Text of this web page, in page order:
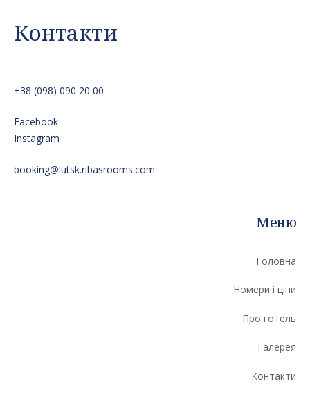
Контакти
+38 (098) 090 20 00
Facebook
Instagram
booking@lutsk.ribasrooms.com
Меню
Головна
Номери і ціни
Про готель
Галерея
Контакти